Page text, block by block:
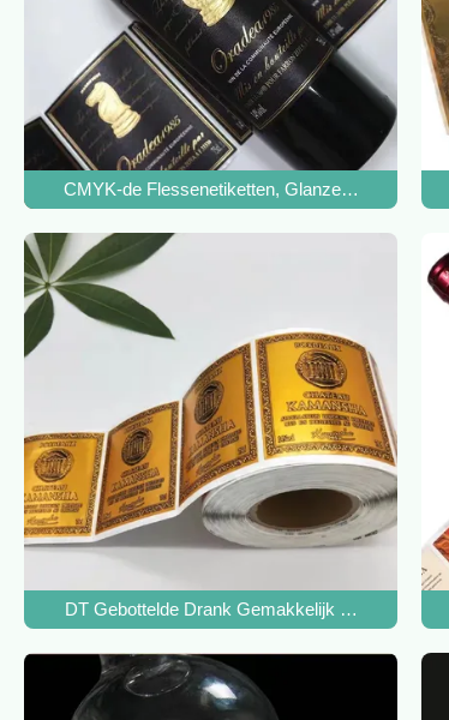
CMYK-de Flessenetiketten, Glanzend/Matt
DT Gebottelde Drank Gemakkelijk om